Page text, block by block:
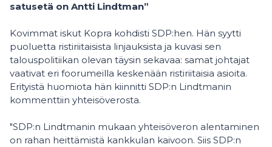
satusetä on Antti Lindtman”
Kovimmat iskut Kopra kohdisti SDP:hen. Hän syytti
puoluetta ristiriitaisista linjauksista ja kuvasi sen
talouspolitiikan olevan täysin sekavaa: samat johtajat
vaativat eri foorumeilla keskenään ristiriitaisia asioita.
Erityistä huomiota hän kiinnitti SDP:n Lindtmanin
kommenttiin yhteisöverosta.
"SDP:n Lindtmanin mukaan yhteisöveron alentaminen
on rahan heittämistä kankkulan kaivoon. Siis SDP:n